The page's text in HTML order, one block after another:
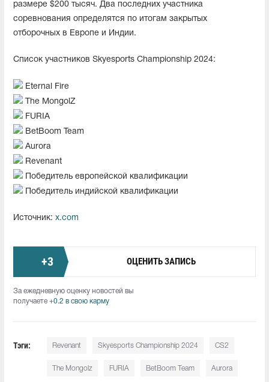
размере $200 тысяч. Два последних участника
соревнования определятся по итогам закрытых
отборочных в Европе и Индии.
Список участников Skyesports Championship 2024:
Eternal Fire
The MongolZ
FURIA
BetBoom Team
Aurora
Revenant
Победитель европейской квалификации
Победитель индийской квалификации
Источник: x.com
+3 ОЦЕНИТЬ ЗАПИСЬ
За ежедневную оценку новостей вы
получаете +0.2 в свою карму
Тэги: Revenant Skyesports Championship 2024 CS2
The Mongolz FURIA BetBoom Team Aurora